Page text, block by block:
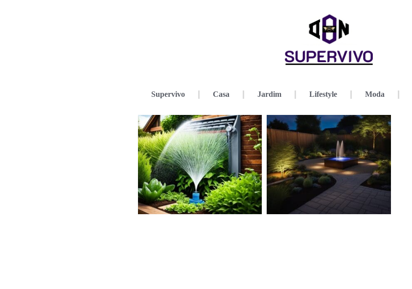
Supervivo Casa Jardim Lifestyle Moda